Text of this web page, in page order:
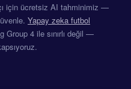
için ücretsiz AI tahminimiz —
Yapay zeka futbol
Group 4 ile sınırlı değil —